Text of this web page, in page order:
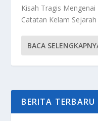
Kisah Tragis
Catatan Kelam
BACA
BERITA TERBARU